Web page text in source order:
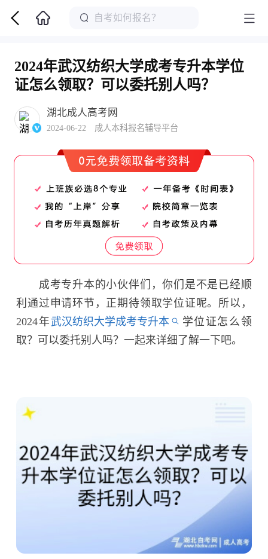
2024年武汉纺织大学成考专升本学位
证怎么领取？可以委托别人吗？
湖北成人高考网
2024-06-22 成人本科报名辅导平台
成考专升本的小伙伴们，你们是不是已经顺
利通过申请环节，正期待领取学位证呢。所以，
2024年 武汉纺织大学成考专升本
学位证怎么领
取？可以委托别人吗？一起来详细了解一下吧。